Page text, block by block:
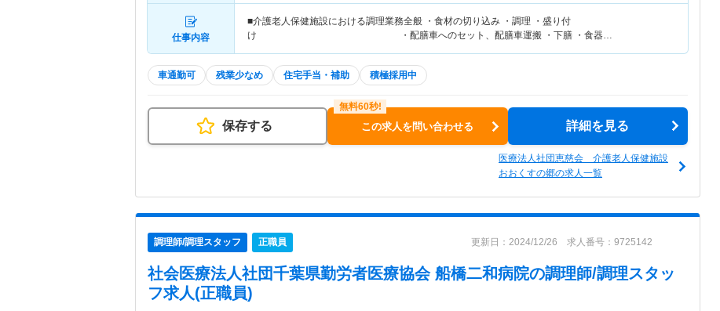
仕事内容
■介護老人保健施設における調理業務全般 ・食材の切り込み ・調理 ・盛り付
け ・配膳車へのセット、配膳車運搬 ・下膳 ・食器…
車通勤可 残業少なめ 住宅手当・補助 積極採用中
保存する この求人を問い合わせる 詳細を見る
医療法人社団恵慈会 介護老人保健施設
おおくすの郷の求人一覧
調理師/調理スタッフ 正職員 更新日：2024/12/26 求人番号：9725142
社会医療法人社団千葉県勤労者医療協会 船橋二和病院の調理師/調理スタッ
フ求人(正職員)